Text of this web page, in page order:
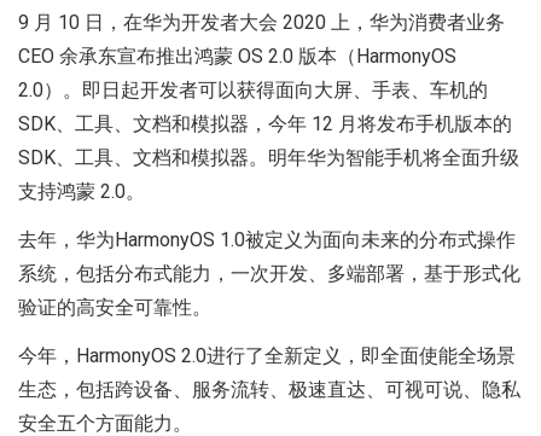
9 月 10 日，在华为开发者大会 2020 上，华为消费者业务
CEO 余承东宣布推出鸿蒙 OS 2.0 版本（HarmonyOS
2.0）。即日起开发者可以获得面向大屏、手表、车机的
SDK、工具、文档和模拟器，今年 12 月将发布手机版本的
SDK、工具、文档和模拟器。明年华为智能手机将全面升级
支持鸿蒙 2.0。
去年，华为HarmonyOS 1.0被定义为面向未来的分布式操作
系统，包括分布式能力，一次开发、多端部署，基于形式化
验证的高安全可靠性。
今年，HarmonyOS 2.0进行了全新定义，即全面使能全场景
生态，包括跨设备、服务流转、极速直达、可视可说、隐私
安全五个方面能力。